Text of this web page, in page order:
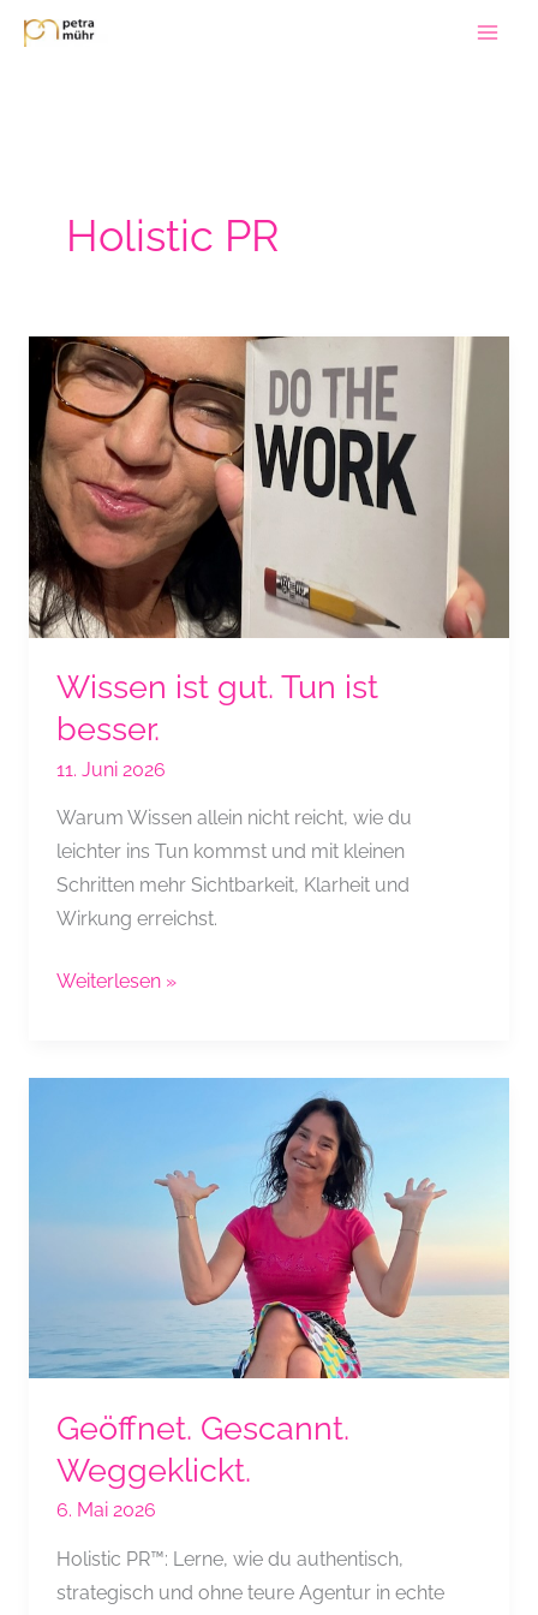
Zum
Inhalt
Holistic PR
Wissen ist gut. Tun ist
besser.
11. Juni 2026
Warum Wissen allein nicht reicht, wie du
leichter ins Tun kommst und mit kleinen
Schritten mehr Sichtbarkeit, Klarheit und
Wirkung erreichst.
Wissen
Tun
Weiterlesen »
Geöffnet. Gescannt.
Weggeklickt.
6. Mai 2026
Holistic PR™: Lerne, wie du authentisch,
strategisch und ohne teure Agentur in echte